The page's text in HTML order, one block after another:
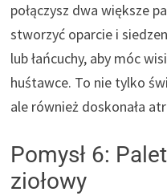
połączysz dwa większe
stworzyć oparcie i
lub łańcuchy, aby móc
huśtawce. To nie tylko
ale również doskonała
Pomysł 6:
ziołowy